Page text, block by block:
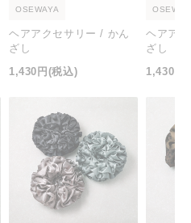
OSEWAYA
ヘアアクセサリー / かん
ざし
1,430円 (税込)
ヘアア
ざし
1,430円